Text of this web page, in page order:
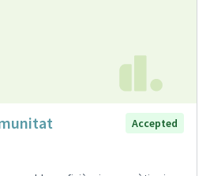
Accepted
de Barri